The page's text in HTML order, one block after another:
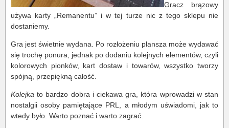
Gracz brązowy
używa karty „Remanentu” i w tej turze nic z tego sklepu nie
dostaniemy.
Gra jest świetnie wydana. Po rozłożeniu plansza może wydawać
się trochę ponura, jednak po dodaniu kolejnych elementów, czyli
kolorowych pionków, kart dostaw i towarów, wszystko tworzy
spójną, przepiękną całość.
Kolejka to bardzo dobra i ciekawa gra, która wprowadzi w stan
nostalgii osoby pamiętające PRL, a młodym uświadomi, jak to
wtedy było. Warto poznać i warto zagrać.